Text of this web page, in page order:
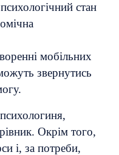
стан
мобільних
звернутись
Окрім того,
і, за потреби,